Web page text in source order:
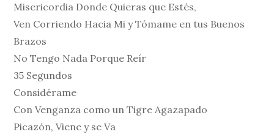
Misericordia Donde Quieras que Estés,
Ven Corriendo Hacia Mi y Tómame en tus Buenos
Brazos
No Tengo Nada Porque Reír
35 Segundos
Considérame
Con Venganza como un Tigre Agazapado
Picazón, Viene y se Va